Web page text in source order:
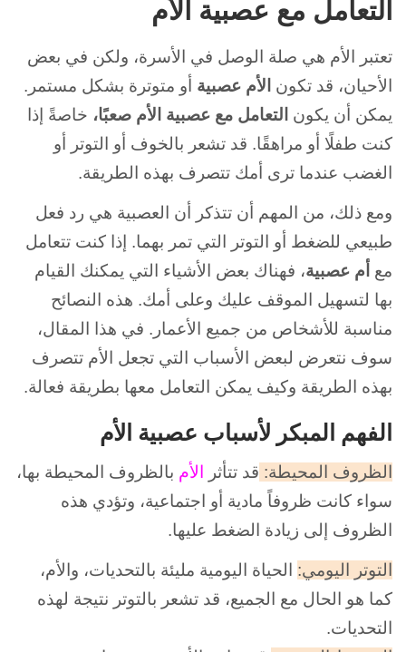
التعامل مع عصبية الأم
تعتبر الأم هي صلة الوصل في الأسرة، ولكن في بعض
الأحيان، قد تكون الأم عصبية أو متوترة بشكل مستمر.
يمكن أن يكون التعامل مع عصبية الأم صعبًا، خاصةً إذا
كنت طفلًا أو مراهقًا. قد تشعر بالخوف أو التوتر أو
الغضب عندما ترى أمك تتصرف بهذه الطريقة.
ومع ذلك، من المهم أن تتذكر أن العصبية هي رد فعل
طبيعي للضغط أو التوتر التي تمر بهما. إذا كنت تتعامل
مع أم عصبية، فهناك بعض الأشياء التي يمكنك القيام
بها لتسهيل الموقف عليك وعلى أمك. هذه النصائح
مناسبة للأشخاص من جميع الأعمار. في هذا المقال،
سوف نتعرض لبعض الأسباب التي تجعل الأم تتصرف
بهذه الطريقة وكيف يمكن التعامل معها بطريقة فعالة.
الفهم المبكر لأسباب عصبية الأم
الظروف المحيطة: قد تتأثر الأم بالظروف المحيطة بها،
سواء كانت ظروفاً مادية أو اجتماعية، وتؤدي هذه
الظروف إلى زيادة الضغط عليها.
التوتر اليومي: الحياة اليومية مليئة بالتحديات، والأم،
كما هو الحال مع الجميع، قد تشعر بالتوتر نتيجة لهذه
التحديات.